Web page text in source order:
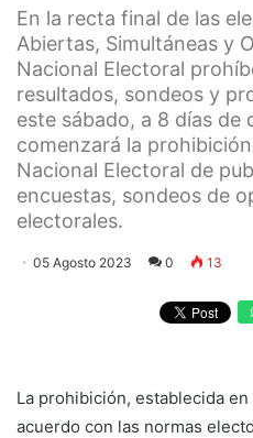
En la recta final de las
Abiertas, Simultáneas y
Nacional Electoral
resultados, sondeos y
este sábado, a 8 días de
comenzará la
Nacional Electoral de
encuestas, sondeos de
electorales.
05 Agosto 2023 0 13
La prohibición, establecida
acuerdo con las normas